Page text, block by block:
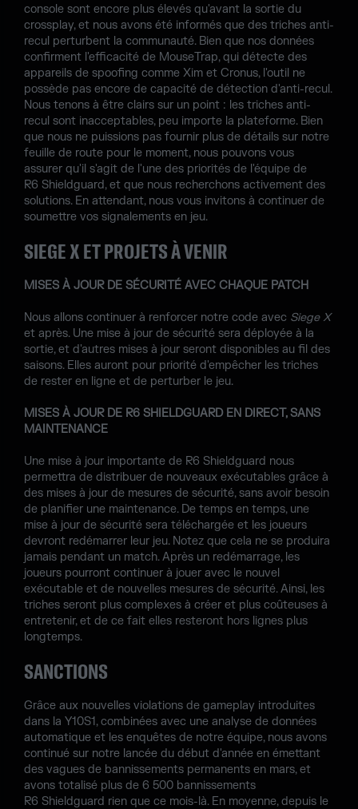
console sont encore plus élevés qu'avant la sortie du
crossplay, et nous avons été informés que des triches anti-
recul perturbent la communauté. Bien que nos données
confirment l'efficacité de MouseTrap, qui détecte des
appareils de spoofing comme Xim et Cronus, l'outil ne
possède pas encore de capacité de détection d'anti-recul.
Nous tenons à être clairs sur un point : les triches anti-
recul sont inacceptables, peu importe la plateforme. Bien
que nous ne puissions pas fournir plus de détails sur notre
feuille de route pour le moment, nous pouvons vous
assurer qu'il s'agit de l'une des priorités de l'équipe de
R6 Shieldguard, et que nous recherchons activement des
solutions. En attendant, nous vous invitons à continuer de
soumettre vos signalements en jeu.
SIEGE X ET PROJETS À VENIR
MISES À JOUR DE SÉCURITÉ AVEC CHAQUE PATCH
Nous allons continuer à renforcer notre code avec Siege X
et après. Une mise à jour de sécurité sera déployée à la
sortie, et d'autres mises à jour seront disponibles au fil des
saisons. Elles auront pour priorité d'empêcher les triches
de rester en ligne et de perturber le jeu.
MISES À JOUR DE R6 SHIELDGUARD EN DIRECT, SANS
MAINTENANCE
Une mise à jour importante de R6 Shieldguard nous
permettra de distribuer de nouveaux exécutables grâce à
des mises à jour de mesures de sécurité, sans avoir besoin
de planifier une maintenance. De temps en temps, une
mise à jour de sécurité sera téléchargée et les joueurs
devront redémarrer leur jeu. Notez que cela ne se produira
jamais pendant un match. Après un redémarrage, les
joueurs pourront continuer à jouer avec le nouvel
exécutable et de nouvelles mesures de sécurité. Ainsi, les
triches seront plus complexes à créer et plus coûteuses à
entretenir, et de ce fait elles resteront hors lignes plus
longtemps.
SANCTIONS
Grâce aux nouvelles violations de gameplay introduites
dans la Y10S1, combinées avec une analyse de données
automatique et les enquêtes de notre équipe, nous avons
continué sur notre lancée du début d'année en émettant
des vagues de bannissements permanents en mars, et
avons totalisé plus de 6 500 bannissements
R6 Shieldguard rien que ce mois-là. En moyenne, depuis le